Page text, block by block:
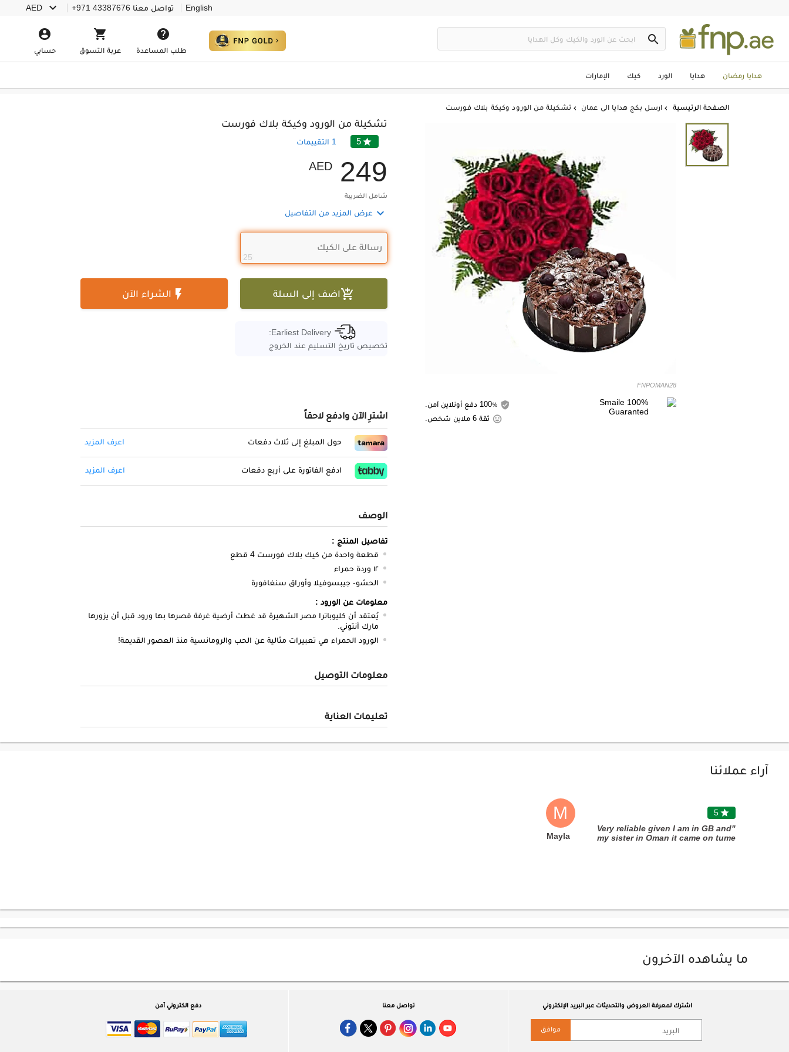
English تواصل معنا +971 43387676
AED 


طلب المساعدة

عربة التسوق

حسابي
هدايا رمضان هدايا الورد كيك الإمارات
الصفحة الرئيسية  ارسل بكج هدايا الى عمان  تشكيلة من الورود وكيكة بلاك فورست
FNPOMAN28
ثقة 6 ملاين شخص.
تشكيلة من الورود وكيكة بلاك فورست
5
1 التقييمات
AED 249
شامل الضريبة
 عرض المزيد من التفاصيل
25
اضف إلى السلة  الشراء الآن
Earliest Delivery:
تخصيص تاريخ التسليم عند الخروج
اشترِ الآن وادفع لاحقاً
حول المبلغ إلى ثلاث دفعات اعرف المزيد
ادفع الفاتورة على أربع دفعات اعرف المزيد
الوصف
تفاصيل المنتج :
قطعة واحدة من كيك بلاك فورست 4 قطع
١٢ وردة حمراء
الحشو- جيبسوفيلا وأوراق سنغافورة
معلومات عن الورود :
يُعتقد أن كليوباترا مصر الشهيرة قد غطت أرضية غرفة قصرها بها ورود قبل أن يزورها
مارك أنتوني.
الورود الحمراء هي تعبيرات مثالية عن الحب والرومانسية منذ العصور القديمة!
معلومات التوصيل
تعليمات العناية
آراء عملائنا
M
Mayla
5
"Very reliable given I am in GB and
my sister in Oman it came on tume
ما يشاهده الآخرون
اشترك لمعرفة العروض والتحديثات عبر البريد الإلكتروني
موافق
تواصل معنا دفع الكتروني آمن